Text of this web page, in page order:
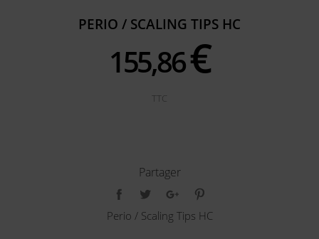
PERIO / SCALING TIPS HC
155,86€
TTC
Partager
Perio / Scaling Tips HC